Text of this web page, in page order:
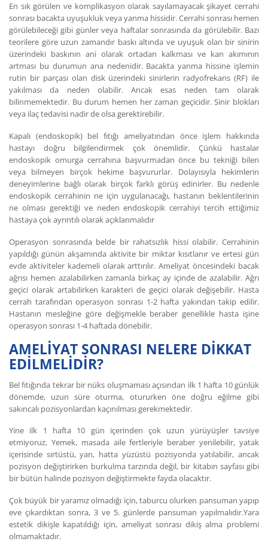
En sık görülen ve komplikasyon olarak sayılamayacak şikayet cerrahi
sonrası bacakta uyuşukluk veya yanma hissidir. Cerrahi sonrası hemen
görülebileceği gibi günler veya haftalar sonrasında da görülebilir. Bazı
teorilere göre uzun zamandır baskı altında ve uyuşuk olan bir sinirin
üzerindeki baskının ani olarak ortadan kalkması ve kan akımının
artması bu durumun ana nedenidir. Bacakta yanma hissine işlemin
rutin bir parçası olan disk üzerindeki sinirlerin radyofrekans (RF) ile
yakılması da neden olabilir. Ancak esas neden tam olarak
bilinmemektedir. Bu durum hemen her zaman geçicidir. Sinir blokları
veya ilaç tedavisi nadir de olsa gerektirebilir.
Kapalı (endoskopik) bel fıtığı ameliyatından önce işlem hakkında
hastayı doğru bilgilendirmek çok önemlidir. Çünkü hastalar
endoskopik omurga cerrahına başvurmadan önce bu tekniği bilen
veya bilmeyen birçok hekime başvururlar. Dolayısıyla hekimlerin
deneyimlerine bağlı olarak birçok farklı görüş edinirler. Bu nedenle
endoskopik cerrahinin ne için uygulanacağı, hastanın beklentilerinin
ne olması gerektiği ve neden endoskopik cerrahiyi tercih ettiğimiz
hastaya çok ayrıntılı olarak açıklanmalıdır
Operasyon sonrasında belde bir rahatsızlık hissi olabilir. Cerrahinin
yapıldığı günün akşamında aktivite bir miktar kısıtlanır ve ertesi gün
evde aktiviteler kademeli olarak arttırılır. Ameliyat öncesindeki bacak
ağrısı hemen azalabilirken zamanla birkaç ay içinde de azalabilir. Ağrı
geçici olarak artabilirken karakteri de geçici olarak değişebilir. Hasta
cerrah tarafından operasyon sonrası 1-2 hafta yakından takip edilir.
Hastanın mesleğine göre değişmekle beraber genellikle hasta işine
operasyon sonrası 1-4 haftada dönebilir.
AMELİYAT SONRASI NELERE DİKKAT
EDİLMELİDİR?
Bel fıtığında tekrar bir nüks oluşmaması açısından ilk 1 hafta 10 günlük
dönemde, uzun süre oturma, otururken öne doğru eğilme gibi
sakıncalı pozisyonlardan kaçınılması gerekmektedir.
Yine ilk 1 hafta 10 gün içerinden çok uzun yürüyüşler tavsiye
etmiyoruz, Yemek, masada aile fertleriyle beraber yenilebilir, yatak
içerisinde sırtüstü, yan, hatta yüzüstü pozisyonda yatılabilir, ancak
pozisyon değiştirirken burkulma tarzında değil, bir kitabın sayfası gibi
bir bütün halinde pozisyon değiştirmekte fayda olacaktır.
Çok büyük bir yaramız olmadığı için, taburcu olurken pansuman yapıp
eve çıkardıktan sonra, 3 ve 5. günlerde pansuman yapılmalıdır.Yara
estetik dikişle kapatıldığı için, ameliyat sonrası dikiş alma problemi
olmamaktadır.